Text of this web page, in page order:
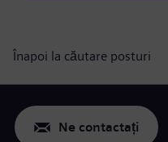
Înapoi la căutare posturi
Ne contactați